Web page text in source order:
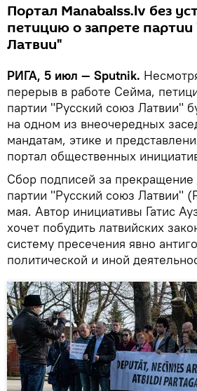
Портал Manabalss.lv без
петицию о запрете
Латвии"
РИГА, 5 июл — Sputnik.
перерыв в работе Сейма,
партии "Русский союз Латвии"
на одном из внеочередных
мандатам, этике и
портал общественных
Сбор подписей за прекращение
партии "Русский союз Латвии"
мая. Автор инициативы Гатис
хочет побудить латвийских
систему пресечения явно
политической и иной